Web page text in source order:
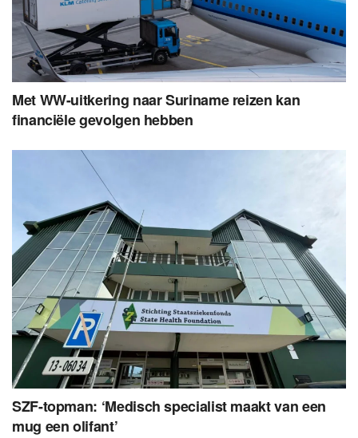
Met WW-uitkering naar Suriname reizen kan
financiële gevolgen hebben
SZF-topman: ‘Medisch specialist maakt van een
mug een olifant’